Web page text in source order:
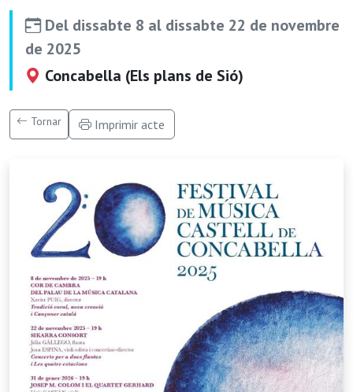
Del dissabte 8 al dissabte 22 de novembre
de 2025
Concabella (Els plans de Sió)
Tornar Imprimir acte